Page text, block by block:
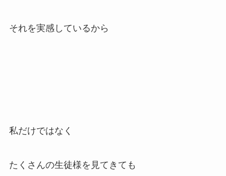
それを実感しているから
私だけではなく
たくさんの生徒様を見てきても